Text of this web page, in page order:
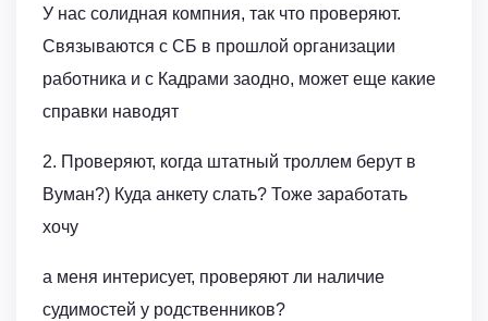
У нас солидная компния, так что проверяют.
Связываются с СБ в прошлой организации
работника и с Кадрами заодно, может еще какие
справки наводят
2. Проверяют, когда штатный троллем берут в
Вуман?) Куда анкету слать? Тоже заработать
хочу
а меня интерисует, проверяют ли наличие
судимостей у родственников?